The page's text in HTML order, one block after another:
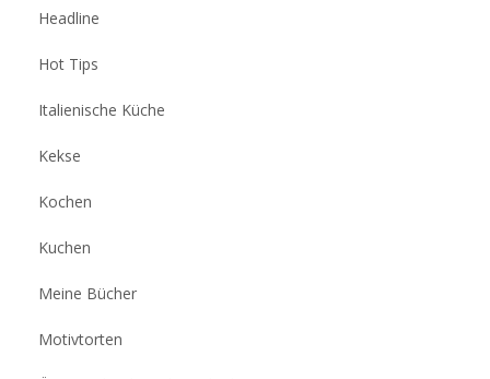
Headline
Hot Tips
Italienische Küche
Kekse
Kochen
Kuchen
Meine Bücher
Motivtorten